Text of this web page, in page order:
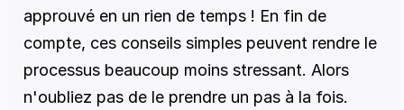
approuvé en un rien de temps ! En fin de
compte, ces conseils simples peuvent rendre le
processus beaucoup moins stressant. Alors
n'oubliez pas de le prendre un pas à la fois.